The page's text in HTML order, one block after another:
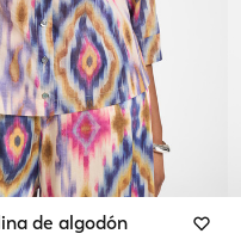
de algodón